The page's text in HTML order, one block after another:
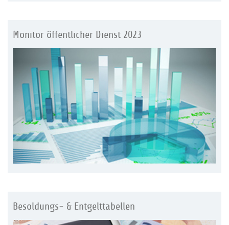
Monitor öffentlicher Dienst 2023
Besoldungs- & Entgelttabellen